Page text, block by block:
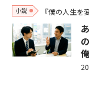
小説 『僕の人生を